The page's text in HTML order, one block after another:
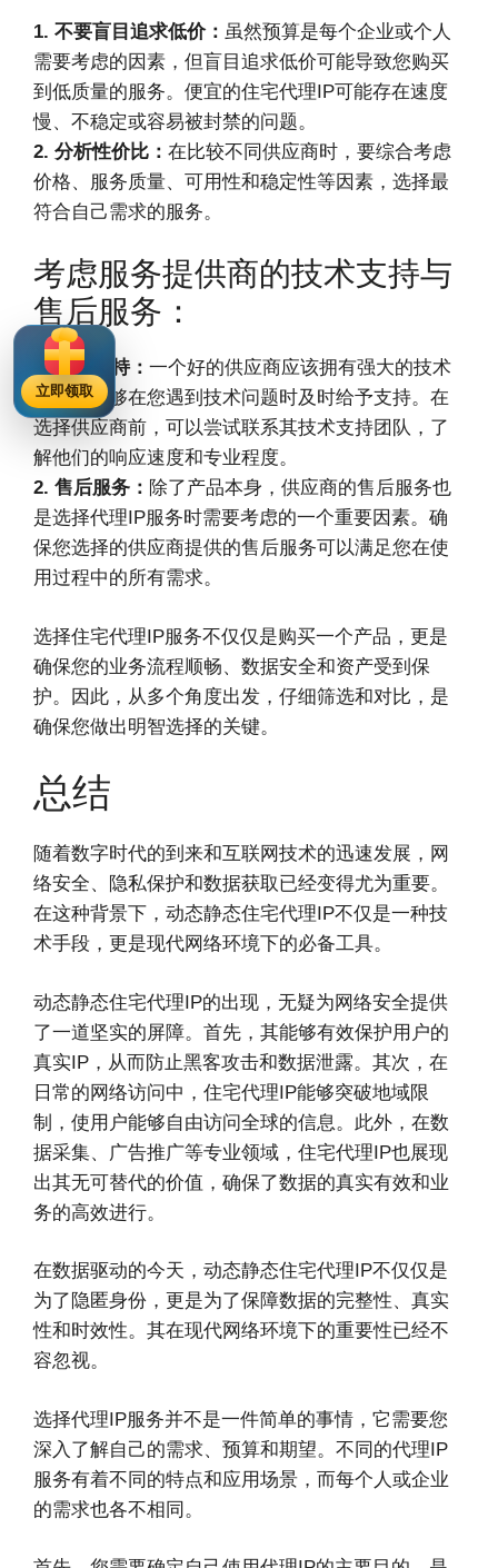
1. 不要盲目追求低价： 虽然预算是每个企业或个人
需要考虑的因素，但盲目追求低价可能导致您购买
到低质量的服务。便宜的住宅代理IP可能存在速度
慢、不稳定或容易被封禁的问题。
2. 分析性价比： 在比较不同供应商时，要综合考虑
价格、服务质量、可用性和稳定性等因素，选择最
符合自己需求的服务。
考虑服务提供商的技术支持与
售后服务：
1. 技术支持： 一个好的供应商应该拥有强大的技术
团队，能够在您遇到技术问题时及时给予支持。在
选择供应商前，可以尝试联系其技术支持团队，了
解他们的响应速度和专业程度。
2. 售后服务： 除了产品本身，供应商的售后服务也
是选择代理IP服务时需要考虑的一个重要因素。确
保您选择的供应商提供的售后服务可以满足您在使
用过程中的所有需求。
选择住宅代理IP服务不仅仅是购买一个产品，更是
确保您的业务流程顺畅、数据安全和资产受到保
护。因此，从多个角度出发，仔细筛选和对比，是
确保您做出明智选择的关键。
总结
随着数字时代的到来和互联网技术的迅速发展，网
络安全、隐私保护和数据获取已经变得尤为重要。
在这种背景下，动态静态住宅代理IP不仅是一种技
术手段，更是现代网络环境下的必备工具。
动态静态住宅代理IP的出现，无疑为网络安全提供
了一道坚实的屏障。首先，其能够有效保护用户的
真实IP，从而防止黑客攻击和数据泄露。其次，在
日常的网络访问中，住宅代理IP能够突破地域限
制，使用户能够自由访问全球的信息。此外，在数
据采集、广告推广等专业领域，住宅代理IP也展现
出其无可替代的价值，确保了数据的真实有效和业
务的高效进行。
在数据驱动的今天，动态静态住宅代理IP不仅仅是
为了隐匿身份，更是为了保障数据的完整性、真实
性和时效性。其在现代网络环境下的重要性已经不
容忽视。
选择代理IP服务并不是一件简单的事情，它需要您
深入了解自己的需求、预算和期望。不同的代理IP
服务有着不同的特点和应用场景，而每个人或企业
的需求也各不相同。
立即领取